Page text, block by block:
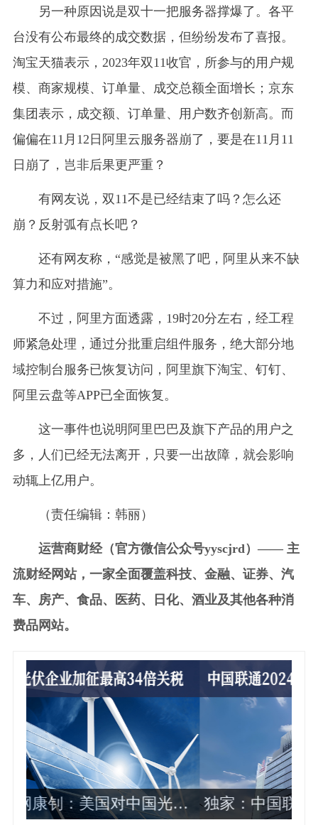
另一种原因说是双十一把服务器撑爆了。各平
台没有公布最终的成交数据，但纷纷发布了喜报。
淘宝天猫表示，2023年双11收官，所参与的用户规
模、商家规模、订单量、成交总额全面增长；京东
集团表示，成交额、订单量、用户数齐创新高。而
偏偏在11月12日阿里云服务器崩了，要是在11月11
日崩了，岂非后果更严重？
有网友说，双11不是已经结束了吗？怎么还
崩？反射弧有点长吧？
还有网友称，“感觉是被黑了吧，阿里从来不缺
算力和应对措施”。
不过，阿里方面透露，19时20分左右，经工程
师紧急处理，通过分批重启组件服务，绝大部分地
域控制台服务已恢复访问，阿里旗下淘宝、钉钉、
阿里云盘等APP已全面恢复。
这一事件也说明阿里巴巴及旗下产品的用户之
多，人们已经无法离开，只要一出故障，就会影响
动辄上亿用户。
（责任编辑：韩丽）
运营商财经（官方微信公众号yyscjrd）—— 主
流财经网站，一家全面覆盖科技、金融、证券、汽
车、房产、食品、医药、日化、酒业及其他各种消
费品网站。
独家：中国联通2024年各省公司政企